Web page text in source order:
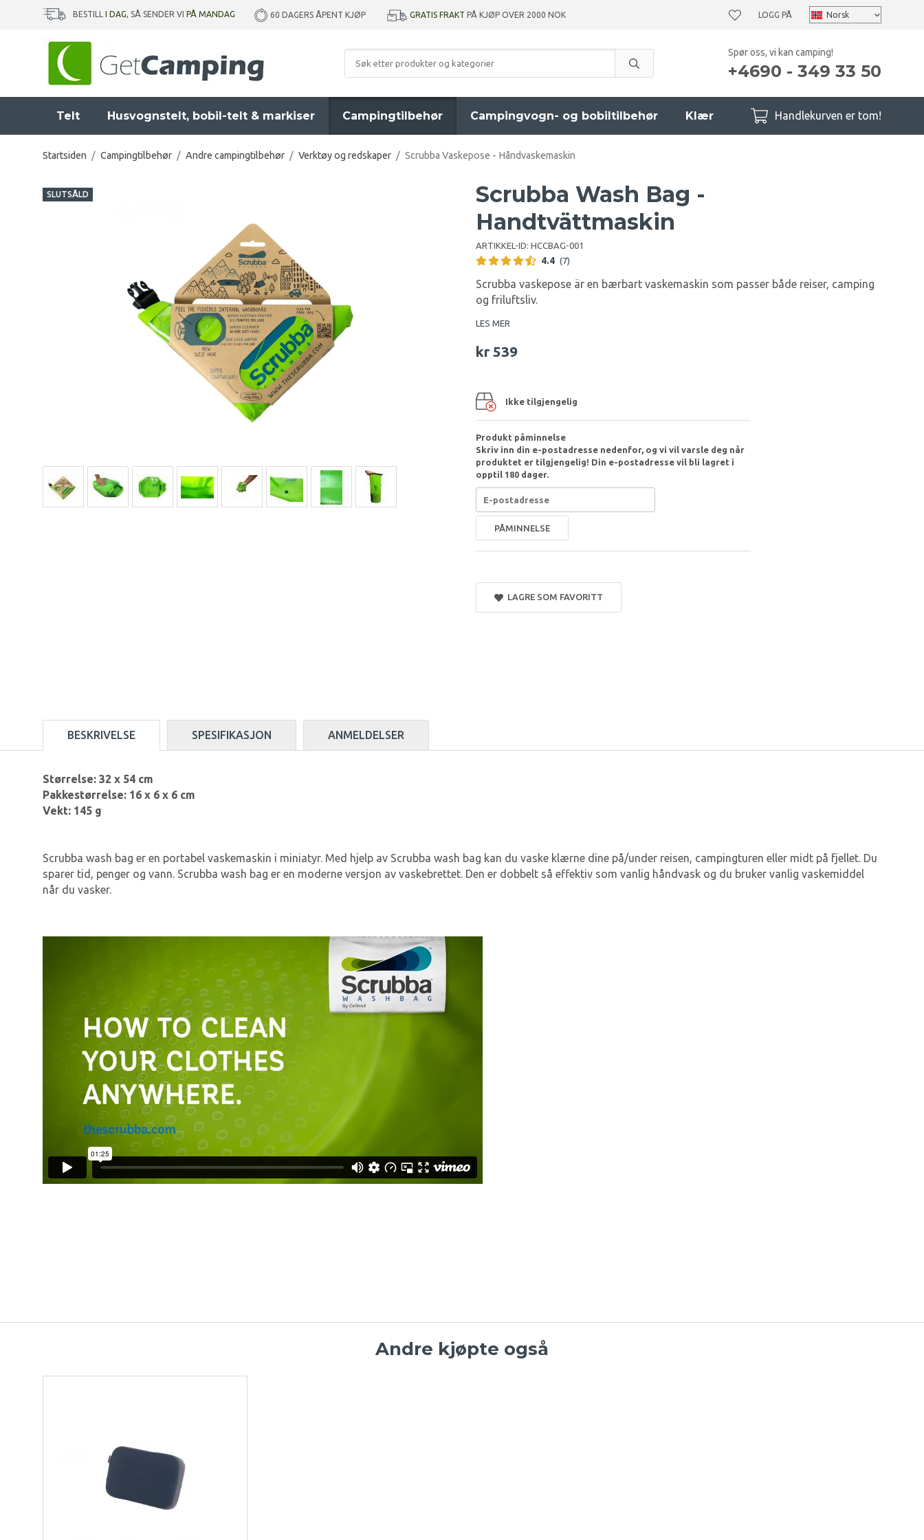
BESTILL I DAG, SÅ SENDER VI PÅ MANDAG 60 DAGERS ÅPENT KJØP GRATIS FRAKT PÅ KJØP OVER 2000 NOK LOGG PÅ
Spør oss, vi kan camping!
+4690 - 349 33 50
Telt Husvognstelt, bobil-telt & markiser Campingtilbehør Campingvogn- og bobiltilbehør Klær Handlekurven er tom!
Startsiden / Campingtilbehør / Andre campingtilbehør / Verktøy og redskaper / Scrubba Vaskepose - Håndvaskemaskin
SLUTSÅLD
Scrubba Wash Bag -
Handtvättmaskin
ARTIKKEL-ID: HCCBAG-001
4.4 (7)
Scrubba vaskepose är en bærbart vaskemaskin som passer både reiser, camping
og friluftsliv.
LES MER
kr 539
Ikke tilgjengelig
Produkt påminnelse
Skriv inn din e-postadresse nedenfor, og vi vil varsle deg når
produktet er tilgjengelig! Din e-postadresse vil bli lagret i
opptil 180 dager.
PÅMINNELSE
LAGRE SOM FAVORITT
BESKRIVELSE SPESIFIKASJON ANMELDELSER
Størrelse: 32 x 54 cm
Pakkestørrelse: 16 x 6 x 6 cm
Vekt: 145 g
Scrubba wash bag er en portabel vaskemaskin i miniatyr. Med hjelp av Scrubba wash bag kan du vaske klærne dine på/under reisen, campingturen eller midt på fjellet. Du
sparer tid, penger og vann. Scrubba wash bag er en moderne versjon av vaskebrettet. Den er dobbelt så effektiv som vanlig håndvask og du bruker vanlig vaskemiddel
når du vasker.
Andre kjøpte også